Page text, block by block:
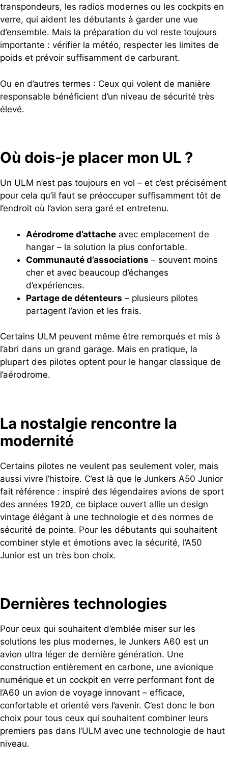
transpondeurs, les radios modernes ou les cockpits en
verre, qui aident les débutants à garder une vue
d’ensemble. Mais la préparation du vol reste toujours
importante : vérifier la météo, respecter les limites de
poids et prévoir suffisamment de carburant.
Ou en d’autres termes : Ceux qui volent de manière
responsable bénéficient d’un niveau de sécurité très
élevé.
Où dois-je placer mon UL ?
Un ULM n’est pas toujours en vol – et c’est précisément
pour cela qu’il faut se préoccuper suffisamment tôt de
l’endroit où l’avion sera garé et entretenu.
Aérodrome d’attache avec emplacement de
hangar – la solution la plus confortable.
Communauté d’associations – souvent moins
cher et avec beaucoup d’échanges
d’expériences.
Partage de détenteurs – plusieurs pilotes
partagent l’avion et les frais.
Certains ULM peuvent même être remorqués et mis à
l’abri dans un grand garage. Mais en pratique, la
plupart des pilotes optent pour le hangar classique de
l’aérodrome.
La nostalgie rencontre la
modernité
Certains pilotes ne veulent pas seulement voler, mais
aussi vivre l’histoire. C’est là que le Junkers A50 Junior
fait référence : inspiré des légendaires avions de sport
des années 1920, ce biplace ouvert allie un design
vintage élégant à une technologie et des normes de
sécurité de pointe. Pour les débutants qui souhaitent
combiner style et émotions avec la sécurité, l’A50
Junior est un très bon choix.
Dernières technologies
Pour ceux qui souhaitent d’emblée miser sur les
solutions les plus modernes, le Junkers A60 est un
avion ultra léger de dernière génération. Une
construction entièrement en carbone, une avionique
numérique et un cockpit en verre performant font de
l’A60 un avion de voyage innovant – efficace,
confortable et orienté vers l’avenir. C’est donc le bon
choix pour tous ceux qui souhaitent combiner leurs
premiers pas dans l’ULM avec une technologie de haut
niveau.